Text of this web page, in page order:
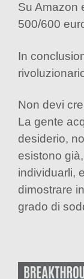
Su Amazon
500/600
In
Non devi
La gente
desiderio,
esistono
individuarli,
dimostrare
grado di